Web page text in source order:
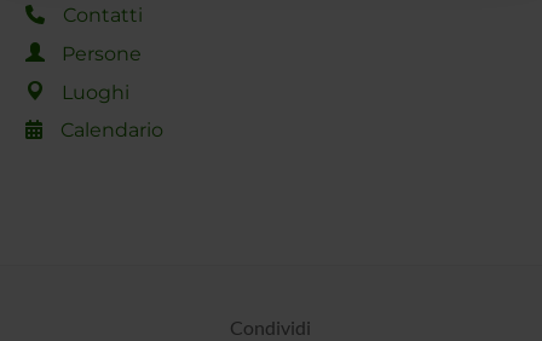
raccolto dal tuo utilizzo dei loro servizi.
Contatti
Persone
Luoghi
Calendario
Condividi